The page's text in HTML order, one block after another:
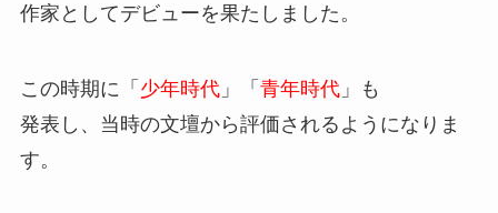
作家としてデビューを果たしました。
この時期に「 少年時代」「 青年時代」も
発表し、当時の文壇から評価されるようになりま
す。